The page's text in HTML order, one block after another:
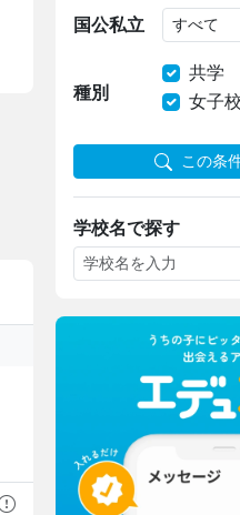
国公私立
種別
共学
女子校
この条
学校名で探す